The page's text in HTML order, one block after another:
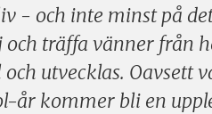
- och inte minst på
träffa vänner från
utvecklas. Oavsett
år kommer bli en